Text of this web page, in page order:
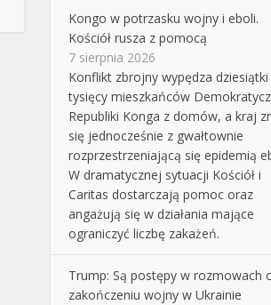
Kongo w potrzasku wojny i eboli.
Kościół rusza z pomocą
7 sierpnia 2026
Konflikt zbrojny wypędza dziesiątki
tysięcy mieszkańców
Republiki Konga z domów, a kraj
się jednocześnie z gwałtownie
rozprzestrzeniającą się epidemią
W dramatycznej sytuacji Kościół i
Caritas dostarczają pomoc oraz
angażują się w działania mające
ograniczyć liczbę zakażeń.
Trump: Są postępy w rozmowach
zakończeniu wojny w Ukrainie